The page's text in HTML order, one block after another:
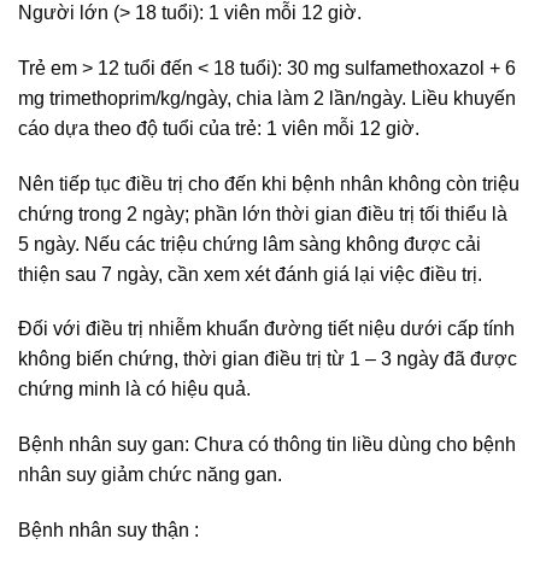
Người lớn (> 18 tuổi): 1 viên mỗi 12 giờ.
Trẻ em > 12 tuổi đến < 18 tuổi): 30 mg sulfamethoxazol + 6
mg trimethoprim/kg/ngày, chia làm 2 lần/ngày. Liều khuyến
cáo dựa theo độ tuổi của trẻ: 1 viên mỗi 12 giờ.
Nên tiếp tục điều trị cho đến khi bệnh nhân không còn triệu
chứng trong 2 ngày; phần lớn thời gian điều trị tối thiểu là
5 ngày. Nếu các triệu chứng lâm sàng không được cải
thiện sau 7 ngày, cần xem xét đánh giá lại việc điều trị.
Đối với điều trị nhiễm khuẩn đường tiết niệu dưới cấp tính
không biến chứng, thời gian điều trị từ 1 – 3 ngày đã được
chứng minh là có hiệu quả.
Bệnh nhân suy gan: Chưa có thông tin liều dùng cho bệnh
nhân suy giảm chức năng gan.
Bệnh nhân suy thận :